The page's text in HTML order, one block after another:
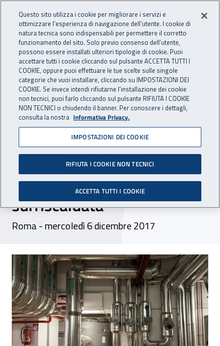
INAIL - Istituto Nazionale
Apri cerca
Navigazione principale
Navigazione - Ti trovi in:
Home Inail comunica Eventi
06 dicembre 2017
Seminario - "La sicurezza
degli impianti termici ad
acqua calda e acqua
surriscaldata"
Roma - mercoledì 6 dicembre 2017
Seminario - "La sicurezza degli impianti
Questo sito utilizza i cookie per migliorare i servizi e
ottimizzare l’esperienza di navigazione dell’utente. I cookie di
natura tecnica sono indispensabili per permettere il corretto
funzionamento del sito. Solo previo consenso dell’utente,
possono essere installati ulteriori tipologie di cookie. Puoi
accettare tutti i cookie cliccando sul pulsante ACCETTA TUTTI I
COOKIE, oppure puoi effettuare le tue scelte sulle singole
categorie che vuoi installare, cliccando su IMPOSTAZIONI DEI
COOKIE. Se invece intendi rifiutarne l’installazione dei cookie
non tecnici, puoi farlo cliccando sul pulsante RIFIUTA I COOKIE
NON TECNICI o chiudendo il banner. Per conoscere i dettagli,
consulta la nostra Informativa Privacy.
IMPOSTAZIONI DEI COOKIE
RIFIUTA I COOKIE NON TECNICI
ACCETTA TUTTI I COOKIE